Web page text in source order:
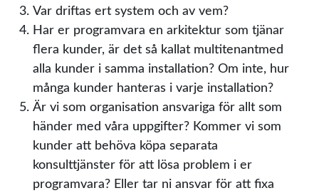
Var driftas ert system och av vem?
Har er programvara en arkitektur som tjänar
flera kunder, är det så kallat multitenantmed
alla kunder i samma installation? Om inte, hur
många kunder hanteras i varje installation?
Är vi som organisation ansvariga för allt som
händer med våra uppgifter? Kommer vi som
kunder att behöva köpa separata
konsulttjänster för att lösa problem i er
programvara? Eller tar ni ansvar för att fixa